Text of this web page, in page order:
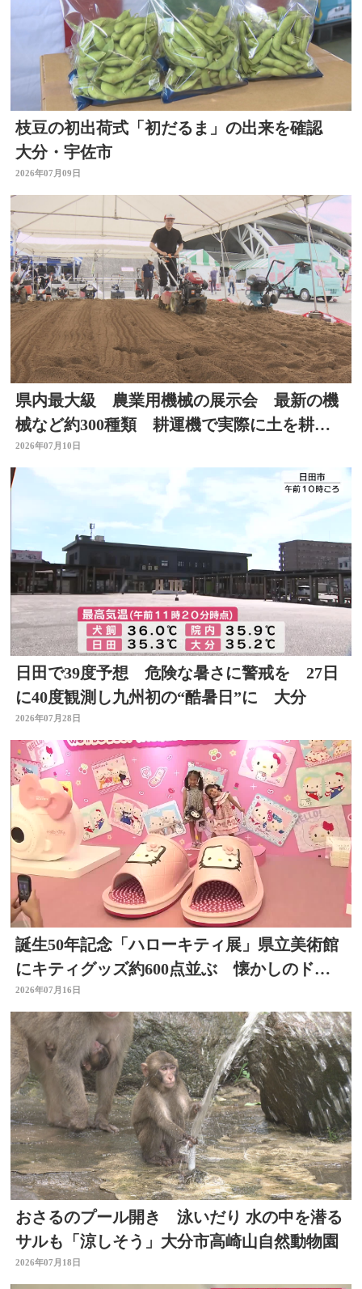
枝豆の初出荷式「初だるま」の出来を確認
大分・宇佐市
2026年07月09日
県内最大級 農業用機械の展示会 最新の機
械など約300種類 耕運機で実際に土を耕す
体験も 大分
2026年07月10日
日田で39度予想 危険な暑さに警戒を 27日
に40度観測し九州初の“酷暑日”に 大分
2026年07月28日
誕生50年記念「ハローキティ展」県立美術館
にキティグッズ約600点並ぶ 懐かしのドラ
イヤーなど 大分
2026年07月16日
おさるのプール開き 泳いだり 水の中を潜る
サルも「涼しそう」大分市高崎山自然動物園
2026年07月18日